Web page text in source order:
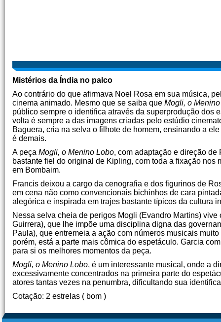
Mistérios da Índia no palco
Ao contrário do que afirmava Noel Rosa em sua música,
cinema animado. Mesmo que se saiba que Mogli, o
público sempre o identifica através da superprodução dos
volta é sempre a das imagens criadas pelo estúdio
Baguera, cria na selva o filhote de homem, ensinando a
é demais.
A peça Mogli, o Menino Lobo, com adaptação e direção de
bastante fiel do original de Kipling, com toda a fixação
em Bombaim.
Francis deixou a cargo da cenografia e dos figurinos de
em cena não como convencionais bichinhos de cara
alegórica e inspirada em trajes bastante típicos da cultura
Nessa selva cheia de perigos Mogli (Evandro Martins)
Guirrera), que lhe impõe uma disciplina digna das
Paula), que entremeia a ação com números musicais
porém, está a parte mais cômica do espetáculo. Garcia
para si os melhores momentos da peça.
Mogli, o Menino Lobo, é um interessante musical, onde a
excessivamente concentrados na primeira parte do
atores tantas vezes na penumbra, dificultando sua
Cotação: 2 estrelas ( bom )